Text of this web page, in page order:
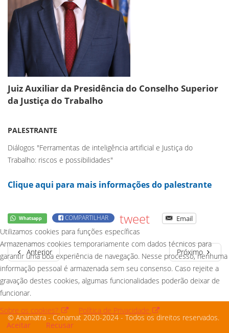
Juiz Auxiliar da Presidência do Conselho Superior
da Justiça do Trabalho
PALESTRANTE
Diálogos "Ferramentas de inteligência artificial e Justiça do
Trabalho: riscos e possibilidades"
Clique aqui para mais informações do palestrante
Whatsapp COMPARTILHAR tweet Email
Anterior Próximo
© Anamatra - Conamat 2020-2024 - Todos os direitos reservados.
Utilizamos cookies para funções específicas
Armazenamos cookies temporariamente com dados técnicos para
garantir uma boa experiência de navegação. Nesse processo, nenhuma
informação pessoal é armazenada sem seu consenso. Caso rejeite a
gravação destes cookies, algumas funcionalidades poderão deixar de
funcionar.
Sobre os cookies?
Política de Privacidade
Aceitar
Recusar